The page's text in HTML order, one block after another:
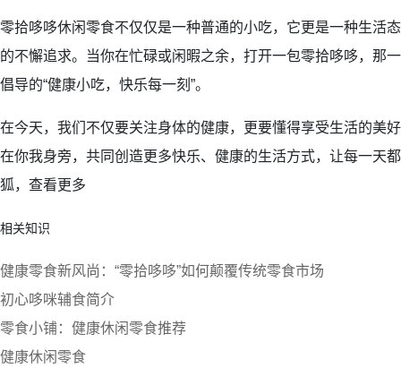
零拾哆哆休闲零食不仅仅是一种普通的小吃，它更是一种生活
的不懈追求。当你在忙碌或闲暇之余，打开一包零拾哆哆，那
倡导的“健康小吃，快乐每一刻”。
在今天，我们不仅要关注身体的健康，更要懂得享受生活的美
在你我身旁，共同创造更多快乐、健康的生活方式，让每一天
狐，查看更多
相关知识
健康零食新风尚：“零拾哆哆”如何颠覆传统零食市场
初心哆咪辅食简介
零食小铺：健康休闲零食推荐
健康休闲零食